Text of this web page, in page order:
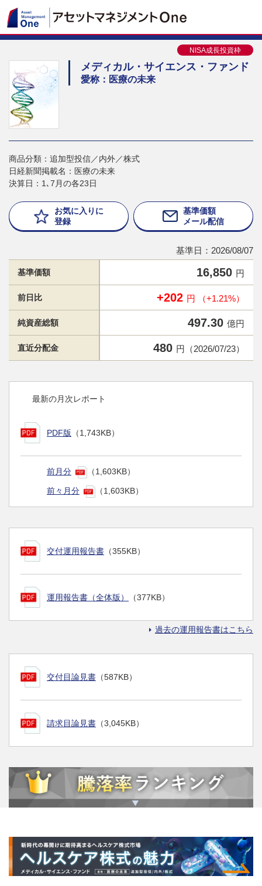
NISA成長投資枠
メディカル・サイエンス・ファンド
愛称：医療の未来
商品分類：追加型投信／内外／株式
日経新聞掲載名：医療の未来
決算日：1､7月の各23日
お気に入りに
登録
基準価額
メール配信
基準日：2026/08/07
基準価額 16,850 円
前日比 +202 円 （+1.21%）
純資産総額 497.30 億円
直近分配金 480 円（2026/07/23）
最新の月次レポート
PDF版 （1,743KB）
前月分 （1,603KB）
前々月分 （1,603KB）
交付運用報告書 （355KB）
運用報告書（全体版） （377KB）
過去の運用報告書はこちら
交付目論見書 （587KB）
請求目論見書 （3,045KB）